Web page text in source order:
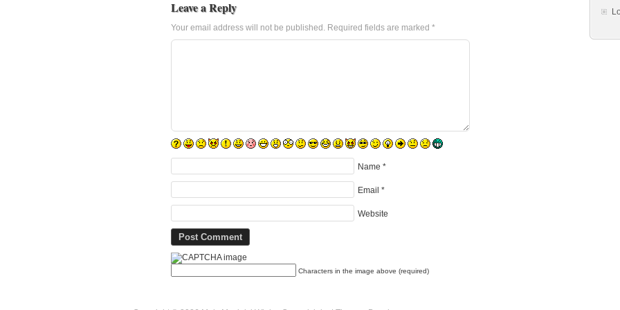
Leave a Reply
Your email address will not be published. Required fields are marked *
Name *
Email *
Website
Characters in the image above (required)